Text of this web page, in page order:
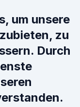
um unsere
zu
Durch